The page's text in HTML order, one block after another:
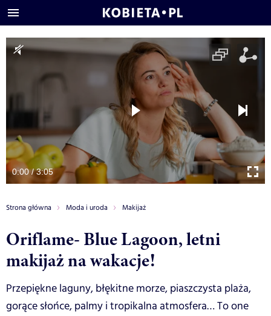
0:00 / 3:05
Strona główna Moda i uroda Makijaż
Oriflame- Blue Lagoon, letni
makijaż na wakacje!
Przepiękne laguny, błękitne morze, piaszczysta plaża,
gorące słońce, palmy i tropikalna atmosfera… To one